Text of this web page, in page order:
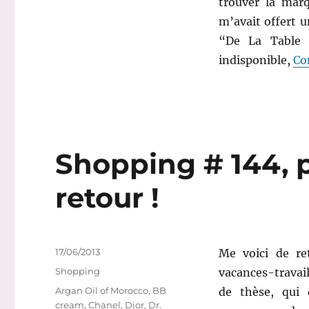
m’avait offert
“De La
indisponible,
Shopping # 144,
retour !
Me voici de
vacances-
de thèse, qui
Publié
le
17/06/2013
Catégories
Shopping
Étiquettes
Argan Oil of Morocco, BB
cream,Chanel, Dior, Dr.